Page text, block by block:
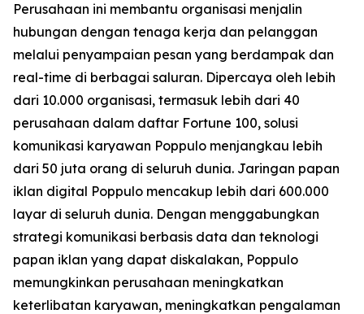
Perusahaan ini membantu organisasi menjalin
hubungan dengan tenaga kerja dan pelanggan
melalui penyampaian pesan yang berdampak dan
real-time di berbagai saluran. Dipercaya oleh lebih
dari 10.000 organisasi, termasuk lebih dari 40
perusahaan dalam daftar Fortune 100, solusi
komunikasi karyawan Poppulo menjangkau lebih
dari 50 juta orang di seluruh dunia. Jaringan papan
iklan digital Poppulo mencakup lebih dari 600.000
layar di seluruh dunia. Dengan menggabungkan
strategi komunikasi berbasis data dan teknologi
papan iklan yang dapat diskalakan, Poppulo
memungkinkan perusahaan meningkatkan
keterlibatan karyawan, meningkatkan pengalaman